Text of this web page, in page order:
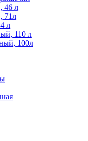
46 л
71л
л
110 л
100л